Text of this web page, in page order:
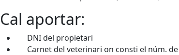
Cal aportar:
DNI del propietari
Carnet del veterinari on consti el núm.